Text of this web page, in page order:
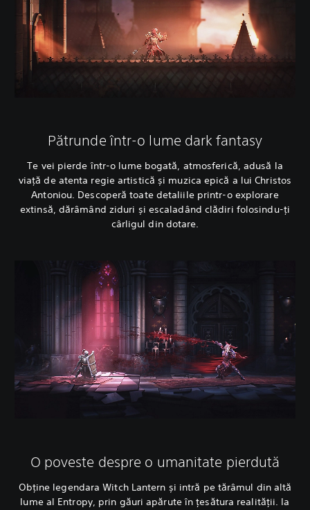
Pătrunde într-o lume dark fantasy
Te vei pierde într-o lume bogată, atmosferică, adusă la
viață de atenta regie artistică și muzica epică a lui Christos
Antoniou. Descoperă toate detaliile printr-o explorare
extinsă, dărâmând ziduri și escaladând clădiri folosindu-ți
cârligul din dotare.
O poveste despre o umanitate pierdută
Obține legendara Witch Lantern și intră pe tărâmul din altă
lume al Entropy, prin găuri apărute în țesătura realității. Ia